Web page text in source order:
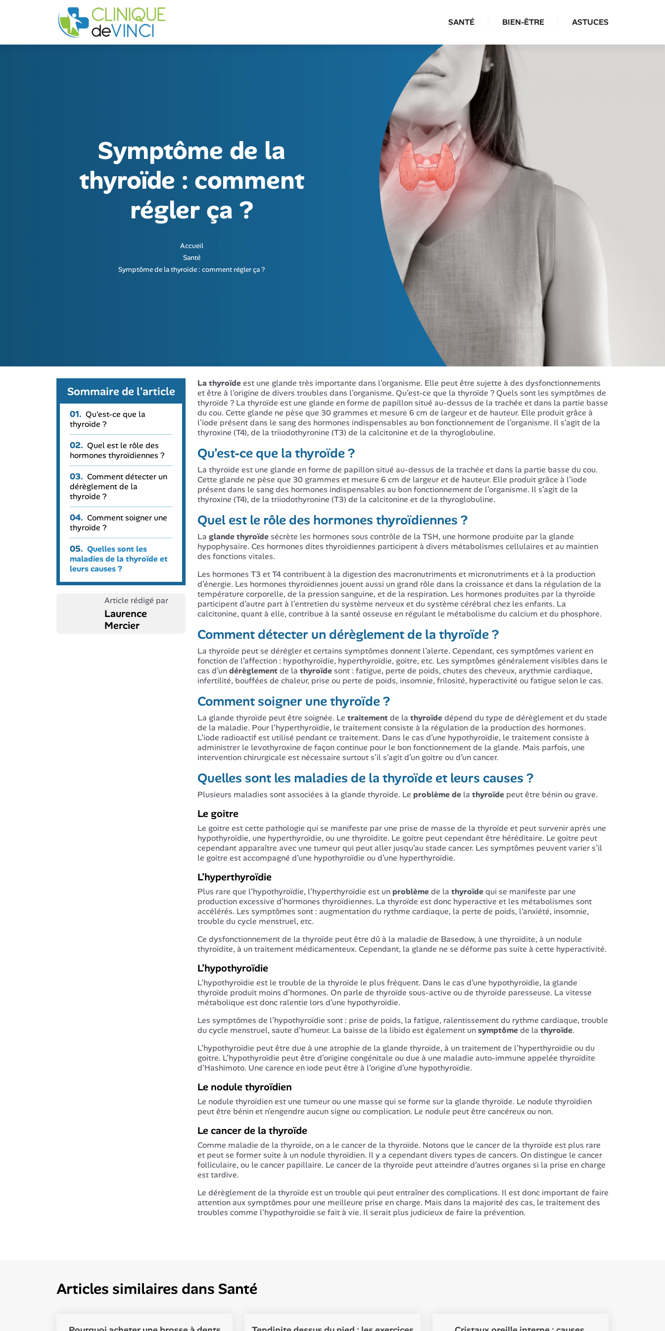
SANTÉ BIEN-ÊTRE ASTUCES
Symptôme de la
thyroïde : comment
régler ça ?
Accueil
Santé
Symptôme de la thyroïde : comment régler ça ?
La thyroïdeest une glande très importante dans l’organisme. Elle peut être sujette à des dysfonctionnements
et être à l’origine de divers troubles dans l’organisme. Qu’est-ce que la thyroïde ? Quels sont les symptômes de
thyroïde ? La thyroïde est une glande en forme de papillon situé au-dessus de la trachée et dans la partie basse
du cou. Cette glande ne pèse que 30 grammes et mesure 6 cm de largeur et de hauteur. Elle produit grâce à
l’iode présent dans le sang des hormones indispensables au bon fonctionnement de l’organisme. Il s’agit de la
thyroxine (T4), de la triiodothyronine (T3) de la calcitonine et de la thyroglobuline.
Qu'est-ce que la thyroïde ?
La thyroïde est une glande en forme de papillon situé au-dessus de la trachée et dans la partie basse du cou.
Cette glande ne pèse que 30 grammes et mesure 6 cm de largeur et de hauteur. Elle produit grâce à l’iode
présent dans le sang des hormones indispensables au bon fonctionnement de l’organisme. Il s’agit de la
thyroxine (T4), de la triiodothyronine (T3) de la calcitonine et de la thyroglobuline.
Quel est le rôle des hormones thyroïdiennes ?
La glande thyroïdesécrète les hormones sous contrôle de la TSH, une hormone produite par la glande
hypophysaire. Ces hormones dites thyroïdiennes participent à divers métabolismes cellulaires et au maintien
des fonctions vitales.
Les hormones T3 et T4 contribuent à la digestion des macronutriments et micronutriments et à la production
d’énergie. Les hormones thyroïdiennes jouent aussi un grand rôle dans la croissance et dans la régulation de la
température corporelle, de la pression sanguine, et de la respiration. Les hormones produites par la thyroïde
participent d’autre part à l’entretien du système nerveux et du système cérébral chez les enfants. La
calcitonine, quant à elle, contribue à la santé osseuse en régulant le métabolisme du calcium et du phosphore.
Comment détecter un dérèglement de la thyroïde ?
La thyroïde peut se dérégler et certains symptômes donnent l’alerte. Cependant, ces symptômes varient en
fonction de l’affection : hypothyroïdie, hyperthyroïdie, goitre, etc. Les symptômes généralement visibles dans le
cas d’undérèglementde la thyroïdesont : fatigue, perte de poids, chutes des cheveux, arythmie cardiaque,
infertilité, bouffées de chaleur, prise ou perte de poids, insomnie, frilosité, hyperactivité ou fatigue selon le cas.
Comment soigner une thyroïde ?
La glande thyroïde peut être soignée. Le traitementde la thyroïdedépend du type de dérèglement et du stade
de la maladie. Pour l’hyperthyroïdie, le traitement consiste à la régulation de la production des hormones.
L’iode radioactif est utilisé pendant ce traitement. Dans le cas d’une hypothyroïdie, le traitement consiste à
administrer le levothyroxine de façon continue pour le bon fonctionnement de la glande. Mais parfois, une
intervention chirurgicale est nécessaire surtout s’il s’agit d’un goitre ou d’un cancer.
Quelles sont les maladies de la thyroïde et leurs causes ?
Plusieurs maladies sont associées à la glande thyroïde. Le problèmede la thyroïde peut être bénin ou grave.
Le goitre
Le goitre est cette pathologie qui se manifeste par une prise de masse de la thyroïde et peut survenir après une
hypothyroïdie, une hyperthyroïdie, ou une thyroïdite. Le goitre peut cependant être héréditaire. Le goitre peut
cependant apparaître avec une tumeur qui peut aller jusqu’au stade cancer. Les symptômes peuvent varier s’il
le goitre est accompagné d’une hypothyroïdie ou d’une hyperthyroïdie.
L’hyperthyroïdie
Plus rare que l’hypothyroïdie, l’hyperthyroïdie est un problèmede la thyroïdequi se manifeste par une
production excessive d’hormones thyroïdiennes. La thyroïde est donc hyperactive et les métabolismes sont
accélérés. Les symptômes sont : augmentation du rythme cardiaque, la perte de poids, l’anxiété, insomnie,
trouble du cycle menstruel, etc.
Ce dysfonctionnement de la thyroïde peut être dû à la maladie de Basedow, à une thyroïdite, à un nodule
thyroïdite, à un traitement médicamenteux. Cependant, la glande ne se déforme pas suite à cette hyperactivité.
L’hypothyroïdie
L’hypothyroïdie est le trouble de la thyroïde le plus fréquent. Dans le cas d’une hypothyroïdie, la glande
thyroïde produit moins d’hormones. On parle de thyroïde sous-active ou de thyroïde paresseuse. La vitesse
métabolique est donc ralentie lors d’une hypothyroïdie.
Les symptômes de l’hypothyroïdie sont : prise de poids, la fatigue, ralentissement du rythme cardiaque, trouble
du cycle menstruel, saute d’humeur. La baisse de la libido est également unsymptômede la thyroïde.
L’hypothyroïdie peut être due à une atrophie de la glande thyroïde, à un traitement de l’hyperthyroïdie ou du
goitre. L’hypothyroïdie peut être d’origine congénitale ou due à une maladie auto-immune appelée thyroïdite
d’Hashimoto. Une carence en iode peut être à l’origine d’une hypothyroïdie.
Le nodule thyroïdien
Le nodule thyroïdien est une tumeur ou une masse qui se forme sur la glande thyroïde. Le nodule thyroïdien
peut être bénin et n’engendre aucun signe ou complication. Le nodule peut être cancéreux ou non.
Le cancer de la thyroïde
Comme maladie de la thyroïde, on a le cancer de la thyroïde. Notons que le cancer de la thyroïde est plus rare
et peut se former suite à un nodule thyroïdien. Il y a cependant divers types de cancers. On distingue le cancer
folliculaire, ou le cancer papillaire. Le cancer de la thyroïde peut atteindre d’autres organes si la prise en charge
est tardive.
Le dérèglement de la thyroïde est un trouble qui peut entraîner des complications. Il est donc important de faire
attention aux symptômes pour une meilleure prise en charge. Mais dans la majorité des cas, le traitement des
troubles comme l’hypothyroïdie se fait à vie. Il serait plus judicieux de faire la prévention.
Sommaire de l'article
01. Qu'est-ce que la
thyroïde ?
02. Quel est le rôle des
hormones thyroïdiennes ?
03. Comment détecter un
dérèglement de la
thyroïde ?
04. Comment soigner une
thyroïde ?
05. Quelles sont les
maladies de la thyroïde et
leurs causes ?
Article rédigé par
Laurence
Mercier
Articles similaires dans Santé